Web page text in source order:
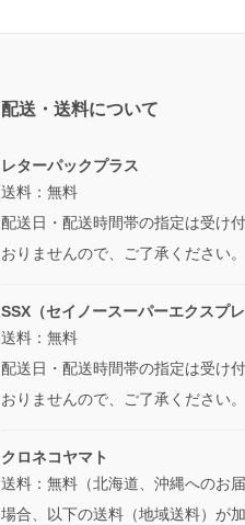
配送・送料について
レターパックプラス
送料：無料
配送日・配送時間帯の指定は受け
おりませんので、ご了承ください。
SSX（セイノースーパーエクスプレ
送料：無料
配送日・配送時間帯の指定は受け
おりませんので、ご了承ください。
クロネコヤマト
送料：無料（北海道、沖縄へのお
場合、以下の送料（地域送料）が